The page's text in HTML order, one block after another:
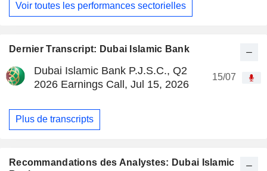
Dernier Transcript: Dubai Islamic Bank
Dubai Islamic Bank P.J.S.C., Q2
2026 Earnings Call, Jul 15, 2026
15/07
Plus de transcripts
Recommandations des Analystes: Dubai Islamic
Voir toutes les performances sectorielles